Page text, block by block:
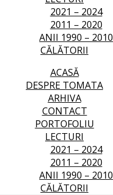
2021 – 2024
2011 – 2020
ANII 1990 – 2010
CĂLĂTORII
ACASĂ
DESPRE TOMATA
ARHIVA
CONTACT
PORTOFOLIU
LECTURI
2021 – 2024
2011 – 2020
ANII 1990 – 2010
CĂLĂTORII